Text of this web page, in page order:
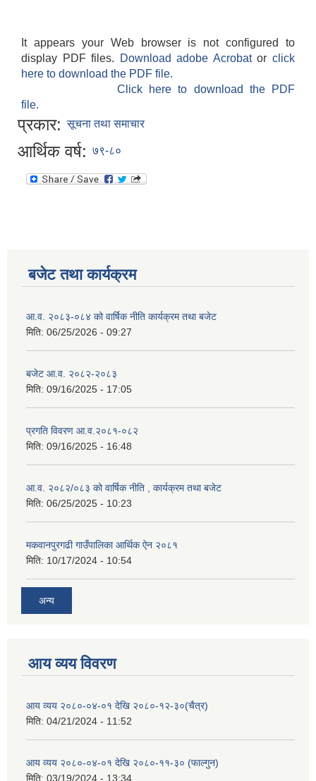
It appears your Web browser is not configured to
display PDF files.
Download adobe Acrobatorclick
here to download the PDF file.
Click here to download the PDF
file.
प्रकार: सूचना तथा समाचार
आर्थिक वर्ष: ७९-८०
बजेट तथा कार्यक्रम
आ.व. २०८३-०८४ को वार्षिक नीति कार्यक्रम तथा बजेट
मिति: 06/25/2026 - 09:27
बजेट आ.व. २०८२-२०८३
मिति: 09/16/2025 - 17:05
प्रगति विवरण आ.व.२०८१-०८२
मिति: 09/16/2025 - 16:48
आ.व. २०८२/०८३ को वार्षिक नीति , कार्यक्रम तथा बजेट
मिति: 06/25/2025 - 10:23
मकवानपुरगढी गाउँपालिका आर्थिक ‌‌‌ऐन २०८१
मिति: 10/17/2024 - 10:54
अन्य
आय व्यय विवरण
आय व्यय २०८०-०४-०१ देखि २०८०-१२-३०(चैत्र)
मिति: 04/21/2024 - 11:52
आय व्यय २०८०-०४-०१ देखि २०८०-११-३० (फाल्गुन)
मिति: 03/19/2024 - 13:34